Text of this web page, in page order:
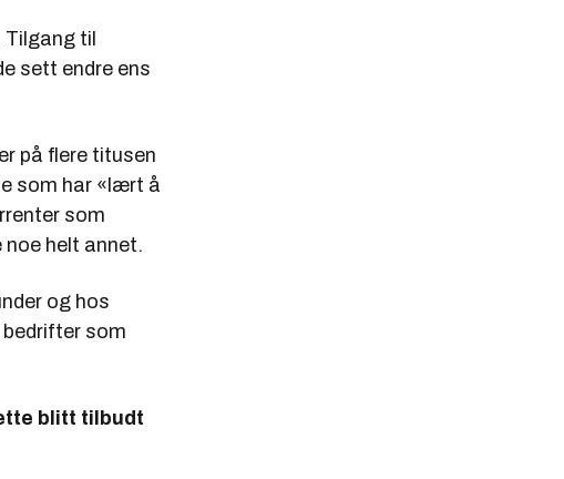
til
sett endre ens
på flere titusen
som har «lært å
som
noe helt annet.
og hos
som
blitt tilbudt